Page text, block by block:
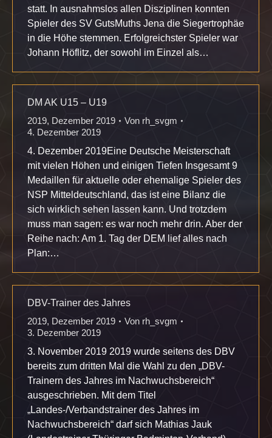
statt. In ausnahmslos allen Disziplinen konnten
Spieler des SV GutsMuths Jena die Siegertrophäe
in die Höhe stemmen. Erfolgreichster Spieler war
Johann Höflitz, der sowohl im Einzel als…
DM AK U15 – U19
2019, Dezember 2019 Von rh_svgm
4. Dezember 2019
4. Dezember 2019Eine Deutsche Meisterschaft
mit vielen Höhen und einigen Tiefen Insgesamt 9
Medaillen für aktuelle oder ehemalige Spieler des
NSP Mitteldeutschland, das ist eine Bilanz die
sich wirklich sehen lassen kann. Und trotzdem
muss man sagen: es war noch mehr drin. Aber der
Reihe nach: Am 1. Tag der DEM lief alles nach
Plan:…
DBV-Trainer des Jahres
2019, Dezember 2019 Von rh_svgm
3. Dezember 2019
3. November 2019 2019 wurde seitens des DBV
bereits zum dritten Mal die Wahl zu den „DBV-
Trainern des Jahres im Nachwuchsbereich“
ausgeschrieben. Mit dem Titel
„Landes-/Verbandstrainer des Jahres im
Nachwuchsbereich“ darf sich Mathias Jauk